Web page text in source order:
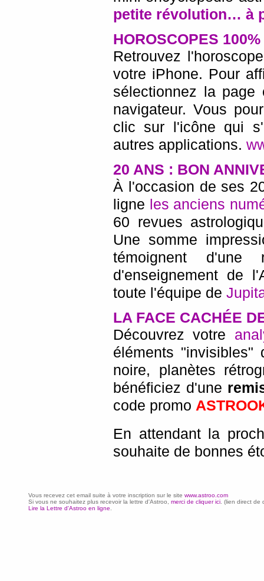
petite révolution… à
HOROSCOPES
Retrouvez
votre iPhone. Pour
sélectionnez la page
navigateur. Vous
clic sur l'icône qui
autres applications.
20 ANS : BON
À l'occasion de ses
ligne les anciens
60 revues
Une somme
témoignent
d'enseignement de
toute l'équipe de
LA FACE CACHÉE
Découvrez votre
éléments "invisibles"
noire, planètes
bénéficiez d'une
code promo
En attendant la
souhaite de bonnes
Vous recevez cet email suite à votre inscription sur le site www.astroo.com
Si vous ne souhaitez plus recevoir la lettre d'Astroo, merci de cliquer ici . (lien direct
Lire la Lettre d'Astroo en ligne